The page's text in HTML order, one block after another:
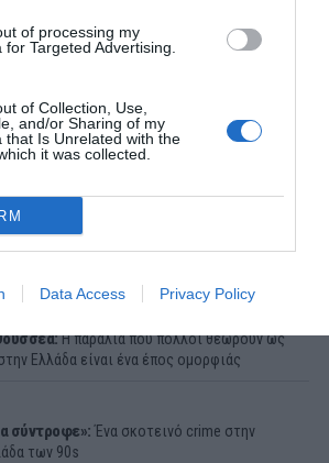
of processing my
Targeted Advertising.
of Collection, Use,
and/or Sharing of my
that Is Unrelated with the
it was collected.
Data Access Privacy Policy
ΗΜΕΡΑΣ
Η παραλία που πολλοί θεωρούν ως
Ελλάδα είναι ένα έπος ομορφιάς
σύντροφε»:Ένα σκοτεινό crime στην
των 90s